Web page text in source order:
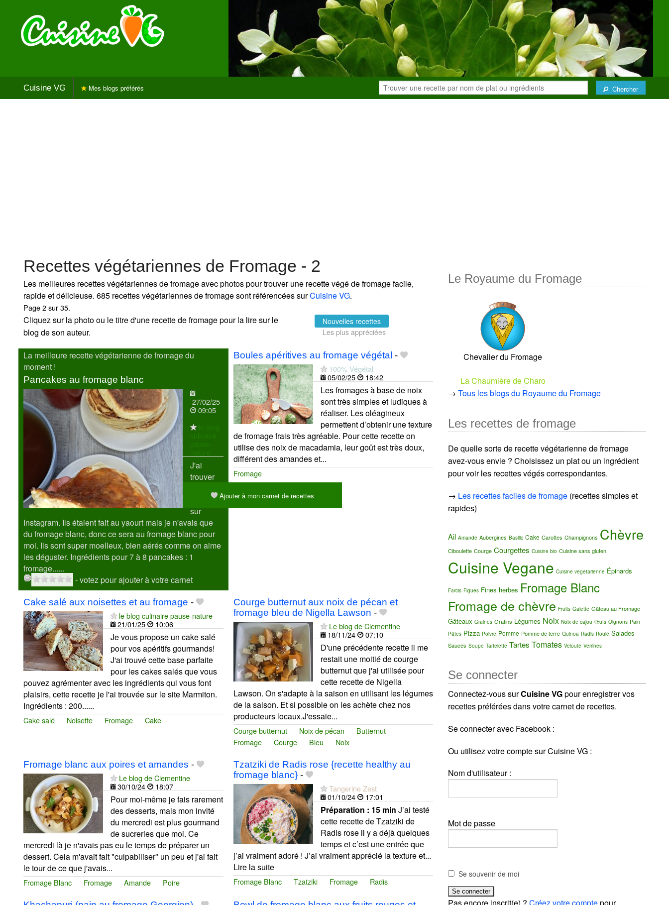
Cuisine VG Chercher
Mes blogs préférés
Recettes végétariennes de Fromage - 2
Les meilleures recettes végétariennes de fromage avec photos pour trouver une recette végé de fromage facile,
rapide et délicieuse. 685 recettes végétariennes de fromage sont référencées surCuisine VG.
Page 2 sur 35.
Cliquez sur la photo ou le titre d'une recette de fromage pour la lire sur le
blog de son auteur.
Nouvelles recettes
Les plus appréciées
La meilleure recette végétarienne de fromage du
moment !
Pancakes au fromage blanc
Ajouter à mon carnet de recettes
27/02/25
09:05
J'ai
trouver
recette
sur
Instagram. Ils étaient fait au yaourt mais je n'avais que
du fromage blanc, donc ce sera au fromage blanc pour
moi. Ils sont super moelleux, bien aérés comme on aime
les déguster. Ingrédients pour 7 à 8 pancakes : 1
fromage......
- votez pour ajouter à votre carnet
Boules apéritives au fromage végétal -
100% Végétal
05/02/25
18:42
Les fromages à base de noix
sont très simples et ludiques à
réaliser. Les oléagineux
permettent d’obtenir une texture
de fromage frais très agréable. Pour cette recette on
utilise des noix de macadamia, leur goût est très doux,
différent des amandes et...
Fromage
Cake salé aux noisettes et au fromage -
le blog culinaire pause-nature
21/01/25
10:06
Je vous propose un cake salé
pour vos apéritifs gourmands!
J'ai trouvé cette base parfaite
pour les cakes salés que vous
pouvez agrémenter avec les ingrédients qui vous font
plaisirs, cette recette je l'ai trouvée sur le site Marmiton.
Ingrédients : 200......
Cake salé Noisette Fromage Cake
Courge butternut aux noix de pécan et
fromage bleu de Nigella Lawson -
Le blog de Clementine
18/11/24
07:10
D'une précédente recette il me
restait une moitié de courge
butternut que j'ai utilisée pour
cette recette de Nigella
Lawson. On s'adapte à la saison en utilisant les légumes
de la saison. Et si possible on les achète chez nos
producteurs locaux.J'essaie...
Courge butternut Noix de pécan
Butternut
Fromage
Courge Bleu Noix
Fromage blanc aux poires et amandes -
Le blog de Clementine
30/10/24
18:07
Pour moi-même je fais rarement
des desserts, mais mon invité
du mercredi est plus gourmand
de sucreries que moi. Ce
mercredi là je n'avais pas eu le temps de préparer un
dessert. Cela m'avait fait "culpabiliser" un peu et j'ai fait
le tour de ce que j'avais...
Fromage Blanc Fromage Amande Poire
Tzatziki de Radis rose {recette healthy au
fromage blanc}-
Tangerine Zest
01/10/24
17:01
Préparation : 15 min J’ai testé
cette recette de Tzatziki de
Radis rose il y a déjà quelques
temps et c’est une entrée que
j’ai vraiment adoré ! J’ai vraiment apprécié la texture et...
Lire la suite
Fromage Blanc Tzatziki Fromage Radis
Le Royaume du Fromage
Chevalier du Fromage
La Chaumière de Charo
→Tous les blogs du Royaume du Fromage
Les recettes de fromage
De quelle sorte de recette végétarienne de fromage
avez-vous envie ? Choisissez un plat ou un ingrédient
pour voir les recettes végés correspondantes.
→ Les recettes faciles de fromage (recettes simples et
rapides)
Ail Amande Aubergines Basilic Cake Carottes Champignons Chèvre
Ciboulette Courge Courgettes Cuisine bio Cuisine sans gluten
Cuisine Vegane Cuisine vegetarienne Épinards
Farcis Figues Fines herbes Fromage Blanc
Fromage de chèvre Fruits Galette Gâteau au Fromage
Gâteaux Graines Gratins Légumes Noix Noix de cajou Œufs Oignons Pain
Pâtes Pizza Poivre Pomme Pomme de terre Quinoa Radis Roulé Salades
Sauces Soupe Tartelette Tartes Tomates Velouté Verrines
Se connecter
Connectez-vous surCuisine VGpour enregistrer vos
recettes préférées dans votre carnet de recettes.
Se connecter avec Facebook :
Ou utilisez votre compte sur Cuisine VG :
Nom d'utilisateur :
Mot de passe
Se souvenir de moi
Pas encore inscrit(e) ?Créez votre comptepour